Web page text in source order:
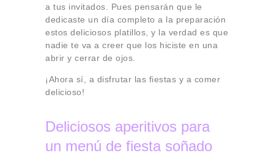
a tus invitados. Pues pensarán que le
dedicaste un día completo a la preparación
estos deliciosos platillos, y la verdad es que
nadie te va a creer que los hiciste en una
abrir y cerrar de ojos.
¡Ahora sí, a disfrutar las fiestas y a comer
delicioso!
Deliciosos aperitivos para
un menú de fiesta soñado